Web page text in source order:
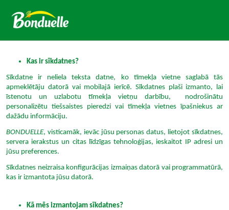
Kas ir sīkdatnes?
Sīkdatne ir neliela teksta datne, ko tīmekļa vietne saglabā tās
apmeklētāju datorā vai mobilajā ierīcē. Sīkdatnes plaši izmanto, lai
īstenotu un uzlabotu tīmekļa vietņu darbību, nodrošinātu
personalizētu tiešsaistes pieredzi vai tīmekļa vietnes īpašniekus ar
dažādu informāciju.
BONDUELLE, visticamāk, ievāc jūsu personas datus, lietojot sīkdatnes,
servera ierakstus un citas līdzīgas tehnoloģijas, ieskaitot IP adresi un
jūsu preferences.
Sīkdatnes neizraisa konfigurācijas izmaiņas datorā vai programmatūrā,
kas ir izmantota jūsu datorā.
Kā mēs izmantojam sīkdatnes?